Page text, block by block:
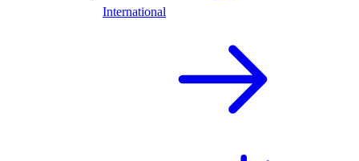
International